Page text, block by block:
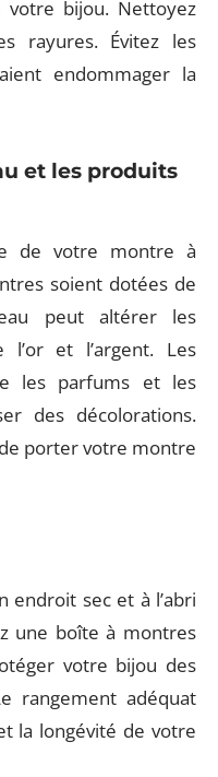
votre bijou. Nettoyez
rayures. Évitez les
endommager la
et les produits
de votre montre à
soient dotées de
peut altérer les
l’or et l’argent. Les
les parfums et les
des décolorations.
porter votre montre
endroit sec et à l’abri
une boîte à montres
votre bijou des
rangement adéquat
la longévité de votre